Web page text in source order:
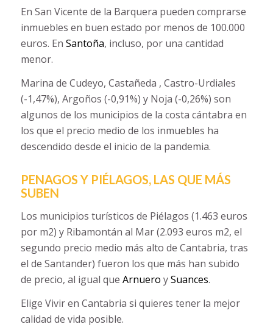
En San Vicente de la Barquera pueden comprarse
inmuebles en buen estado por menos de 100.000
euros. En Santoña, incluso, por una cantidad
menor.
Marina de Cudeyo, Castañeda , Castro-Urdiales
(-1,47%), Argoños (-0,91%) y Noja (-0,26%) son
algunos de los municipios de la costa cántabra en
los que el precio medio de los inmuebles ha
descendido desde el inicio de la pandemia.
PENAGOS Y PIÉLAGOS, LAS QUE MÁS
SUBEN
Los municipios turísticos de Piélagos (1.463 euros
por m2) y Ribamontán al Mar (2.093 euros m2, el
segundo precio medio más alto de Cantabria, tras
el de Santander) fueron los que más han subido
de precio, al igual que Arnuero ySuances.
Elige Vivir en Cantabria si quieres tener la mejor
calidad de vida posible.